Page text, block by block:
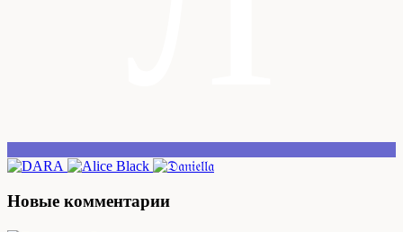
Новые комментарии